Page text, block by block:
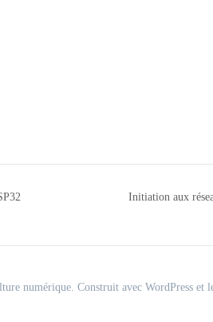
Initiation aux
numérique. Construit avec WordPress et